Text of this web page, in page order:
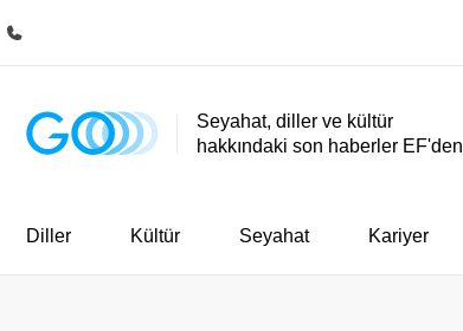
Sayfa Programlarımız
Seyahat, diller ve kültür
hakkındaki son haberler EF'den
Diller Kültür Seyahat Kariyer